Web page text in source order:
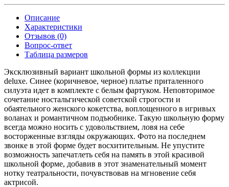
Описание
Характеристики
Отзывов (0)
Вопрос-ответ
Таблица размеров
Эксклюзивный вариант школьной формы из коллекции
deluxe. Синее (коричневое, черное) платье приталенного
силуэта идет в комплекте с белым фартуком. Неповторимое
сочетание ностальгической советской строгости и
обаятельного женского кокетства, воплощенного в игривых
воланах и романтичном подъюбнике. Такую школьную форму
всегда можно носить с удовольствием, ловя на себе
восторженные взгляды окружающих. Фото на последнем
звонке в этой форме будет восхитительным. Не упустите
возможность запечатлеть себя на память в этой красивой
школьной форме, добавив в этот знаменательный момент
нотку театральности, почувствовав на мгновение себя
актрисой.